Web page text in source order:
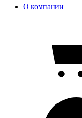
О компании